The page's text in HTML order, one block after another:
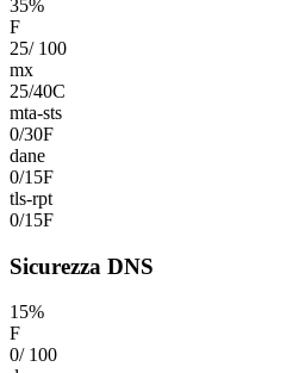
35%
F
25/ 100
mx
25/40C
mta-sts
0/30F
dane
0/15F
tls-rpt
0/15F
Sicurezza DNS
15%
F
0/ 100